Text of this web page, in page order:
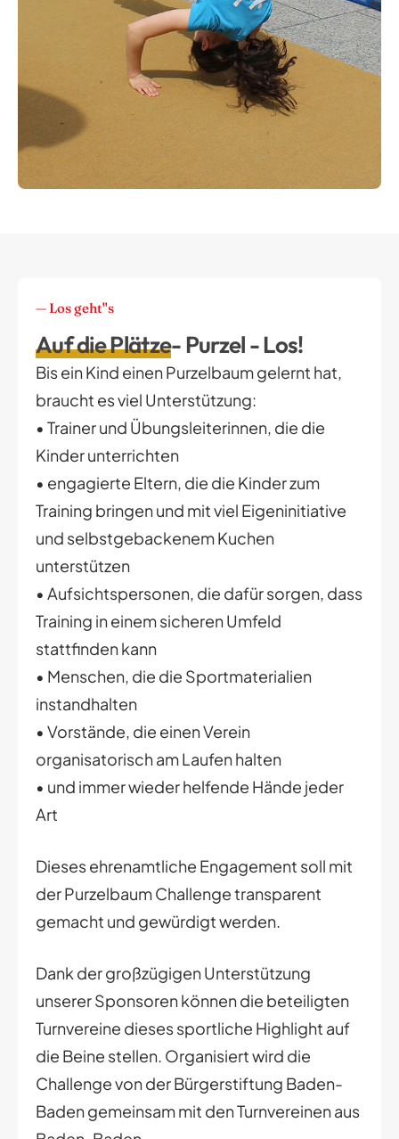
— Los geht''s
Auf die Plätze- Purzel - Los!
Bis ein Kind einen Purzelbaum gelernt hat,
braucht es viel Unterstützung:
• Trainer und Übungsleiterinnen, die die
Kinder unterrichten
• engagierte Eltern, die die Kinder zum
Training bringen und mit viel Eigeninitiative
und selbstgebackenem Kuchen
unterstützen
• Aufsichtspersonen, die dafür sorgen, dass
Training in einem sicheren Umfeld
stattfinden kann
• Menschen, die die Sportmaterialien
instandhalten
• Vorstände, die einen Verein
organisatorisch am Laufen halten
• und immer wieder helfende Hände jeder
Art
Dieses ehrenamtliche Engagement soll mit
der Purzelbaum Challenge transparent
gemacht und gewürdigt werden.
Dank der großzügigen Unterstützung
unserer Sponsoren können die beteiligten
Turnvereine dieses sportliche Highlight auf
die Beine stellen. Organisiert wird die
Challenge von der Bürgerstiftung Baden-
Baden gemeinsam mit den Turnvereinen aus